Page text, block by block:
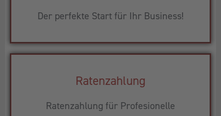
Der perfekte Start für Ihr Business!
Ratenzahlung
Ratenzahlung für Profesionelle